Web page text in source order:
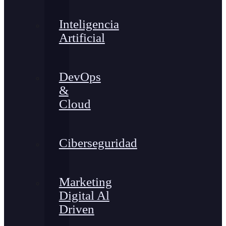
Inteligencia
Artificial
DevOps
&
Cloud
Ciberseguridad
Marketing
Digital Al
Driven